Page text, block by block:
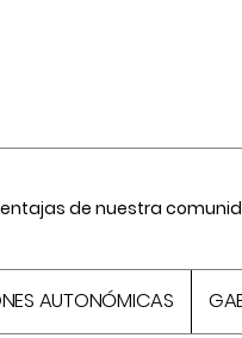
de nuestra
AUTONÓMICAS